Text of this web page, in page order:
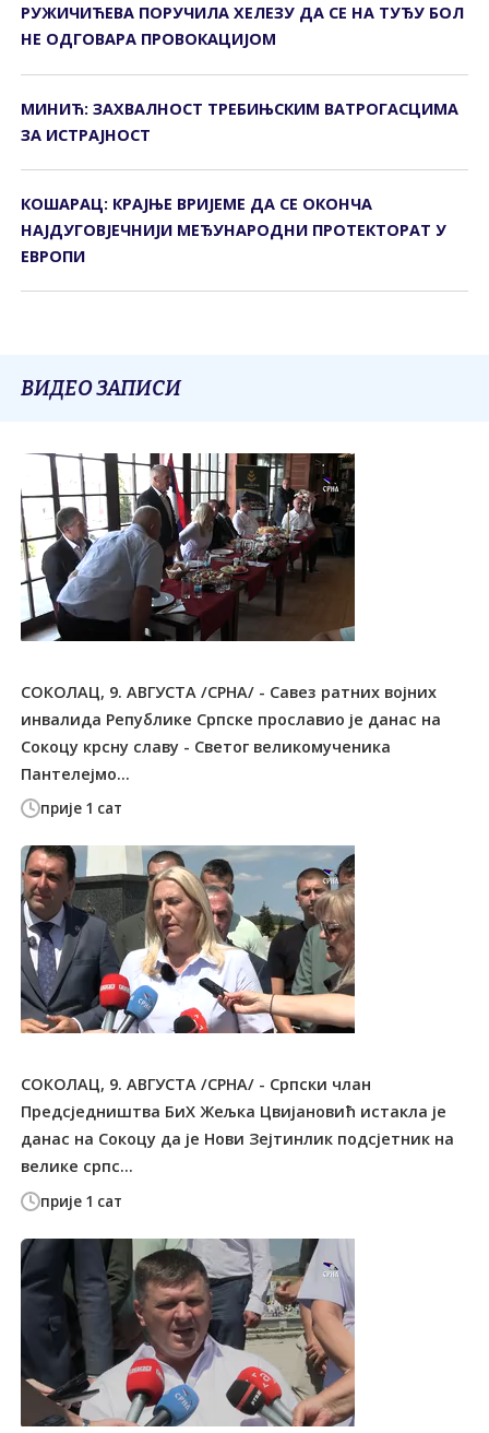
РУЖИЧИЋЕВА ПОРУЧИЛА ХЕЛЕЗУ ДА СЕ НА ТУЂУ БОЛ
НЕ ОДГОВАРА ПРОВОКАЦИЈОМ
МИНИЋ: ЗАХВАЛНОСТ ТРЕБИЊСКИМ ВАТРОГАСЦИМА
ЗА ИСТРАЈНОСТ
КОШАРАЦ: КРАЈЊЕ ВРИЈЕМЕ ДА СЕ ОКОНЧА
НАЈДУГОВЈЕЧНИЈИ МЕЂУНАРОДНИ ПРОТЕКТОРАТ У
ЕВРОПИ
ВИДЕО ЗАПИСИ
прије 1 сат
СОКОЛАЦ, 9. АВГУСТА /СРНА/ - Савез ратних војних
инвалида Републике Српске прославио је данас на
Сокоцу крсну славу - Светог великомученика
Пантелејмо...
прије 1 сат
СОКОЛАЦ, 9. АВГУСТА /СРНА/ - Српски члан
Предсједништва БиХ Жељка Цвијановић истакла је
данас на Сокоцу да је Нови Зејтинлик подсјетник на
велике српс...